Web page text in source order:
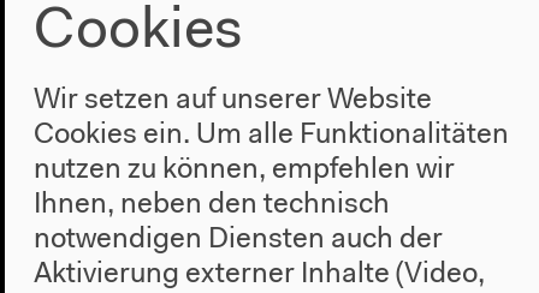
Cookies
Wir setzen auf unserer Website
Cookies ein. Um alle Funktionalitäten
nutzen zu können, empfehlen wir
Ihnen, neben den technisch
notwendigen Diensten auch der
Aktivierung externer Inhalte (Video,